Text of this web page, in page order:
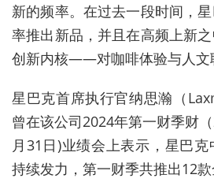
新的频率。在过去一段时间，
率推出新品，并且在高频上新
创新内核——对咖啡体验与人文
星巴克首席执行官纳思瀚（
曾在该公司2024年第一财季财
月31日)业绩会上表示，星巴
持续发力，第一财季共推出12款